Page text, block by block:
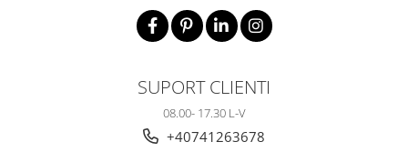
SUPORT CLIENTI
08.00- 17.30 L-V
+40741263678